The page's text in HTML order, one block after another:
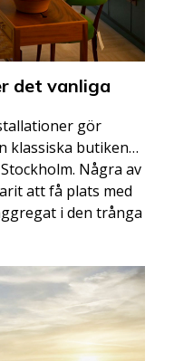
det vanliga
gör
klassiska butiken
Några av
att få plats med
i den trånga
det vanliga.